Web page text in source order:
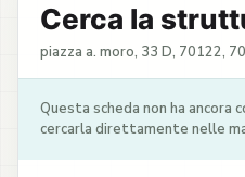
Cerca la
piazza a. moro, 33 D, 70122,
Questa scheda non ha ancora
cercarla direttamente nelle